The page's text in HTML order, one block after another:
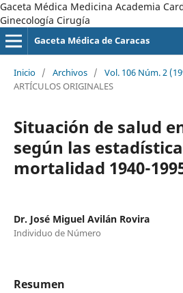
Gaceta Médica Medicina Academia
Ginecología Cirugía
Gaceta Médica de Caracas
Inicio / Archivos / Vol. 106 Núm. 2
ARTÍCULOS ORIGINALES
Situación de salud
según las
mortalidad 1940-
Dr. José Miguel Avilán Rovira
Individuo de Número
Resumen